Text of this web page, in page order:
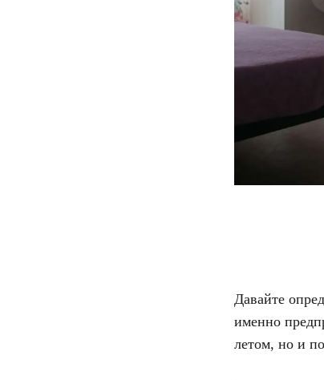
Давайте
именно
летом, но и